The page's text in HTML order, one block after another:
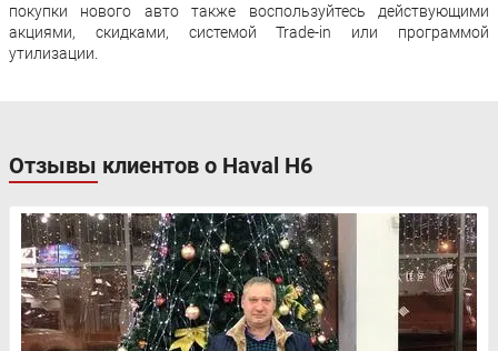
покупки нового авто также воспользуйтесь действующими
акциями, скидками, системой Trade-in или программой
утилизации.
Отзывы клиентов о Haval H6